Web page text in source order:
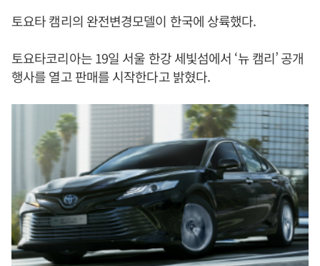
토요타 캠리의 완전변경모델이 한국에 상륙했다.
토요타코리아는 19일 서울 한강 세빛섬에서 ‘뉴 캠리’ 공개
행사를 열고 판매를 시작한다고 밝혔다.